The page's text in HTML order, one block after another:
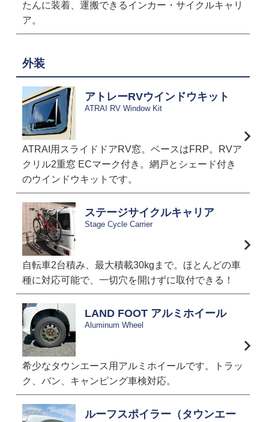
たんに装着、運搬できるインカー・サイクルキャリ
ア。
外装
アトレーRVウインドウキット
ATRAI RV Window Kit
ATRAI用スライドドアRV窓。ベースはFRP。RVア
クリル2重窓 ECマーク付き。網戸とシェード付き
のウインドウキットです。
ステージサイクルキャリア
Stage Cycle Carrier
自転車2台積み、最大積載30kgまで。ほとんどの車
種に対応可能で、一切穴を開けずに取付できる！
LAND FOOT アルミホイール
Aluminum Wheel
希少なタウンエース用アルミホイールです。トラッ
ク、バン、キャンピング車検対応。
ルーフスポイラー（タウンエー